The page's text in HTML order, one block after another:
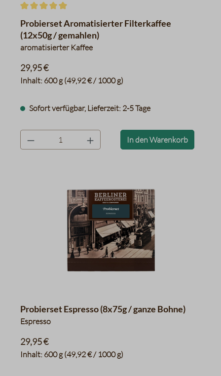
Durchschnittliche Bewertung von 5 von 5 Sternen
Probierset Aromatisierter Filterkaffee
(12x50g / gemahlen)
aromatisierter Kaffee
Inhalt: 600 g(49,92 € / 1000 g)
29,95 €
Sofort verfügbar, Lieferzeit: 2-5 Tage
product.quantityLabel In den Warenkorb
Probierset Espresso (8x75g / ganze Bohne)
Espresso
Inhalt: 600 g(49,92 € / 1000 g)
29,95 €